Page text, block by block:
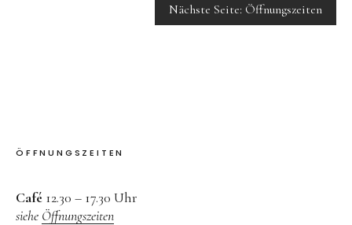
Anfahrt
Nächste Seite: Öffnungszeiten
ÖFFNUNGSZEITEN
Café 12.30 – 17.30 Uhr
siehe Öffnungszeiten